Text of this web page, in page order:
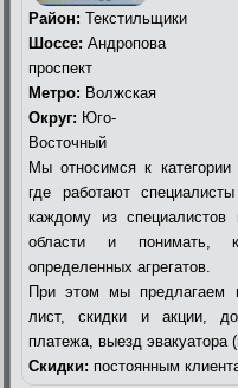
Район: Текстильщики
Шоссе: Андропова
проспект
Метро: Волжская
Округ: Юго-
Восточный
Мы относимся к категории
где работают
каждому из специалистов
области и понимать,
определенных агрегатов.
При этом мы предлагаем
лист, скидки и акции,
платежа, выезд эвакуатора
Скидки: постоянным